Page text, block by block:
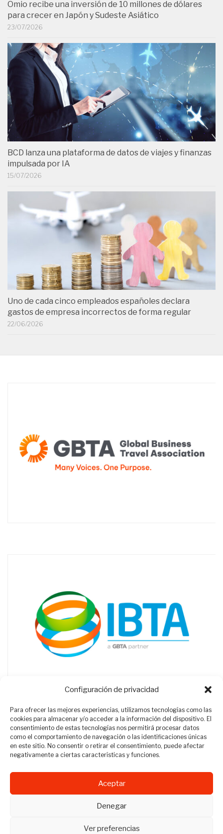
Configuración de privacidad
Para ofrecer las mejores experiencias, utilizamos tecnologías como las
cookies para almacenar y/o acceder a la información del dispositivo. El
consentimiento de estas tecnologías nos permitirá procesar datos
como el comportamiento de navegación o las identificaciones únicas
en este sitio. No consentir o retirar el consentimiento, puede afectar
negativamente a ciertas características y funciones.
Aceptar
Denegar
Ver preferencias
Omio recibe una inversión de 10 millones de dólares
para crecer en Japón y Sudeste Asiático
23/07/2026
BCD lanza una plataforma de datos de viajes y finanzas
impulsada por IA
15/07/2026
Uno de cada cinco empleados españoles declara
gastos de empresa incorrectos de forma regular
22/06/2026
Revista Travel Manager © 2012 - 2026
Todos los derechos reservados.